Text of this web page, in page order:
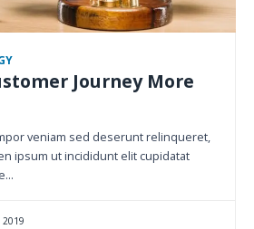
Journey More
veniam sed deserunt relinqueret,
ipsum ut incididunt elit cupidatat